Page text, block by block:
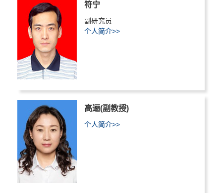
符宁
副研究员
个人简介>>
高逦(副教授)
个人简介>>